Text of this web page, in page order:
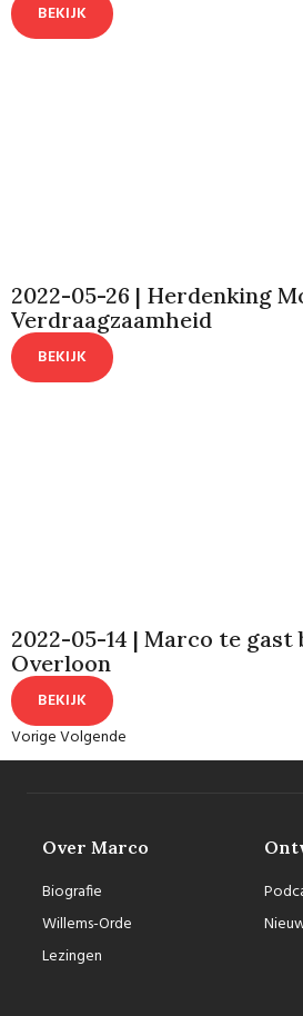
BEKIJK
2022-05-26 | Herdenking
Verdraagzaamheid
BEKIJK
2022-05-14 | Marco te
Overloon
BEKIJK
VorigeVolgende
Over Marco
Biografie
Willems-Orde
Lezingen